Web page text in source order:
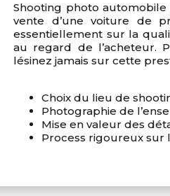
Shooting photo
vente d’une voiture de
essentiellement sur la
au regard de l’acheteur.
lésinez jamais sur cette
Choix du lieu de
Photographie de
Mise en valeur des
Process rigoureux sur